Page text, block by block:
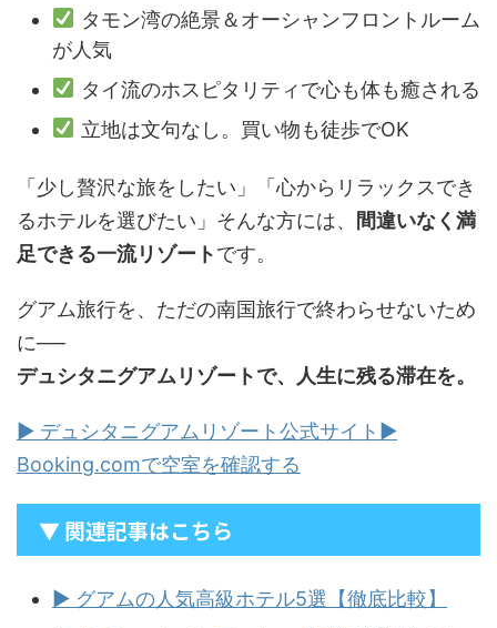
タモン湾の絶景＆オーシャンフロントルーム
が人気
タイ流のホスピタリティで心も体も癒される
立地は文句なし。買い物も徒歩でOK
「少し贅沢な旅をしたい」「心からリラックスでき
るホテルを選びたい」そんな方には、
間違いなく満
足できる一流リゾートです。
グアム旅行を、ただの南国旅行で終わらせないため
に──
デュシタニグアムリゾートで、人生に残る滞在を。
▶ デュシタニグアムリゾート公式サイト ▶
Booking.comで空室を確認する
▼ 関連記事はこちら
▶ グアムの人気高級ホテル5選【徹底比較】